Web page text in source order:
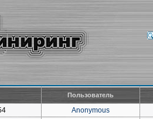
Пользователь
Anonymous